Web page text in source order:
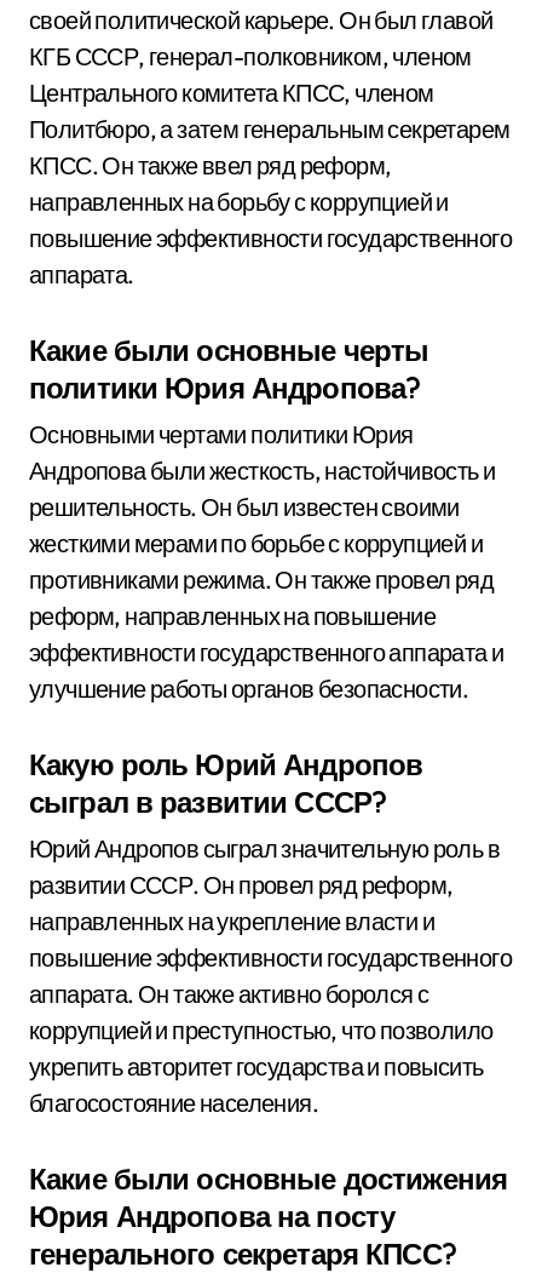
своей политической карьере. Он был главой
КГБ СССР, генерал-полковником, членом
Центрального комитета КПСС, членом
Политбюро, а затем генеральным секретарем
КПСС. Он также ввел ряд реформ,
направленных на борьбу с коррупцией и
повышение эффективности государственного
аппарата.
Какие были основные черты
политики Юрия Андропова?
Основными чертами политики Юрия
Андропова были жесткость, настойчивость и
решительность. Он был известен своими
жесткими мерами по борьбе с коррупцией и
противниками режима. Он также провел ряд
реформ, направленных на повышение
эффективности государственного аппарата и
улучшение работы органов безопасности.
Какую роль Юрий Андропов
сыграл в развитии СССР?
Юрий Андропов сыграл значительную роль в
развитии СССР. Он провел ряд реформ,
направленных на укрепление власти и
повышение эффективности государственного
аппарата. Он также активно боролся с
коррупцией и преступностью, что позволило
укрепить авторитет государства и повысить
благосостояние населения.
Какие были основные достижения
Юрия Андропова на посту
генерального секретаря КПСС?